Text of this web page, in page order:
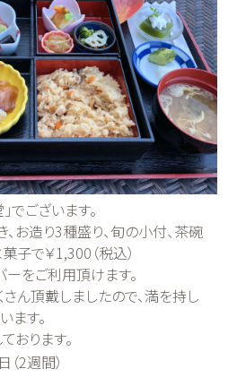
でございます。
お造り3種盛り、旬の小付、茶碗
子で￥1,300（税込）
をご利用頂けます。
ん頂戴しましたので、満を持し
ます。
おります。
2週間）